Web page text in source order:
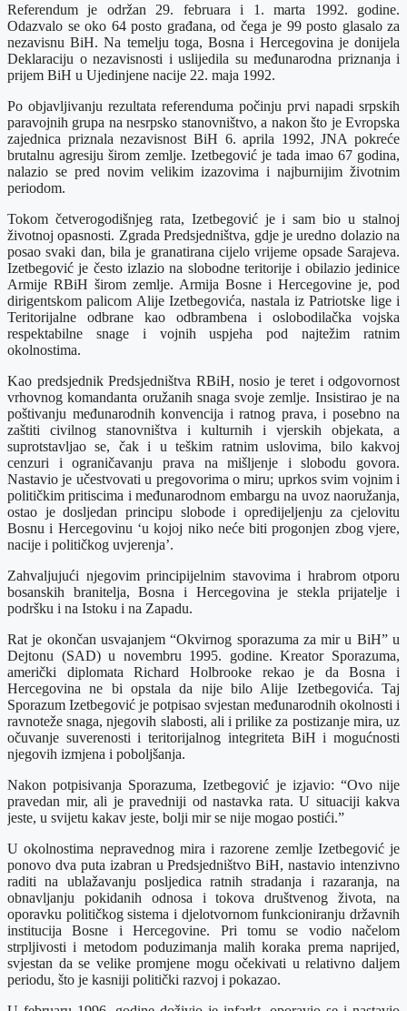
Referendum je održan 29. februara i 1. marta 1992. godine.
Odazvalo se oko 64 posto građana, od čega je 99 posto glasalo za
nezavisnu BiH. Na temelju toga, Bosna i Hercegovina je donijela
Deklaraciju o nezavisnosti i uslijedila su međunarodna priznanja i
prijem BiH u Ujedinjene nacije 22. maja 1992.
Po objavljivanju rezultata referenduma počinju prvi napadi srpskih
paravojnih grupa na nesrpsko stanovništvo, a nakon što je Evropska
zajednica priznala nezavisnost BiH 6. aprila 1992, JNA pokreće
brutalnu agresiju širom zemlje. Izetbegović je tada imao 67 godina,
nalazio se pred novim velikim izazovima i najburnijim životnim
periodom.
Tokom četverogodišnjeg rata, Izetbegović je i sam bio u stalnoj
životnoj opasnosti. Zgrada Predsjedništva, gdje je uredno dolazio na
posao svaki dan, bila je granatirana cijelo vrijeme opsade Sarajeva.
Izetbegović je često izlazio na slobodne teritorije i obilazio jedinice
Armije RBiH širom zemlje. Armija Bosne i Hercegovine je, pod
dirigentskom palicom Alije Izetbegovića, nastala iz Patriotske lige i
Teritorijalne odbrane kao odbrambena i oslobodilačka vojska
respektabilne snage i vojnih uspjeha pod najtežim ratnim
okolnostima.
Kao predsjednik Predsjedništva RBiH, nosio je teret i odgovornost
vrhovnog komandanta oružanih snaga svoje zemlje. Insistirao je na
poštivanju međunarodnih konvencija i ratnog prava, i posebno na
zaštiti civilnog stanovništva i kulturnih i vjerskih objekata, a
suprotstavljao se, čak i u teškim ratnim uslovima, bilo kakvoj
cenzuri i ograničavanju prava na mišljenje i slobodu govora.
Nastavio je učestvovati u pregovorima o miru; uprkos svim vojnim i
političkim pritiscima i međunarodnom embargu na uvoz naoružanja,
ostao je dosljedan principu slobode i opredijeljenju za cjelovitu
Bosnu i Hercegovinu ‘u kojoj niko neće biti progonjen zbog vjere,
nacije i političkog uvjerenja’.
Zahvaljujući njegovim principijelnim stavovima i hrabrom otporu
bosanskih branitelja, Bosna i Hercegovina je stekla prijatelje i
podršku i na Istoku i na Zapadu.
Rat je okončan usvajanjem “Okvirnog sporazuma za mir u BiH” u
Dejtonu (SAD) u novembru 1995. godine. Kreator Sporazuma,
američki diplomata Richard Holbrooke rekao je da Bosna i
Hercegovina ne bi opstala da nije bilo Alije Izetbegovića. Taj
Sporazum Izetbegović je potpisao svjestan međunarodnih okolnosti i
ravnoteže snaga, njegovih slabosti, ali i prilike za postizanje mira, uz
očuvanje suverenosti i teritorijalnog integriteta BiH i mogućnosti
njegovih izmjena i poboljšanja.
Nakon potpisivanja Sporazuma, Izetbegović je izjavio: “Ovo nije
pravedan mir, ali je pravedniji od nastavka rata. U situaciji kakva
jeste, u svijetu kakav jeste, bolji mir se nije mogao postići.”
U okolnostima nepravednog mira i razorene zemlje Izetbegović je
ponovo dva puta izabran u Predsjedništvo BiH, nastavio intenzivno
raditi na ublažavanju posljedica ratnih stradanja i razaranja, na
obnavljanju pokidanih odnosa i tokova društvenog života, na
oporavku političkog sistema i djelotvornom funkcioniranju državnih
institucija Bosne i Hercegovine. Pri tomu se vodio načelom
strpljivosti i metodom poduzimanja malih koraka prema naprijed,
svjestan da se velike promjene mogu očekivati u relativno daljem
periodu, što je kasniji politički razvoj i pokazao.